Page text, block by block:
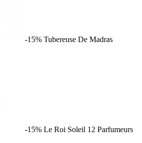
-15% Tubereuse De Madras
-15% Le Roi Soleil 12 Parfumeurs